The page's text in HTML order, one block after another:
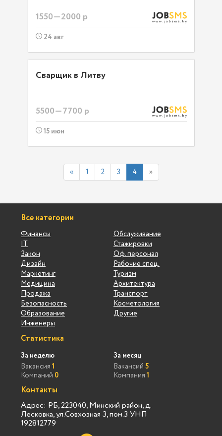
1550—2000 р
24 авг
Сварщик в Литву
5500—7700 р
15 июн
« 1 2 3 4 »
Все категории
Финансы
IT
Закон
Дизайн
Маркетинг
Медицина
Продажа
Безопасность
Образование
Инженеры
Обслуживание
Стажировки
Оф. персонал
Рабочие спец.
Туризм
Архитектура
Транспорт
Косметология
Другие
Статистика
За неделю
Вакансия 1
Компаний 0
За месяц
Вакансий 5
Компания 1
Контакты
Адрес: РБ, 223040, Минский район, д.
Лесковка, ул.Совхозная 3, пом.3 УНП
192812779